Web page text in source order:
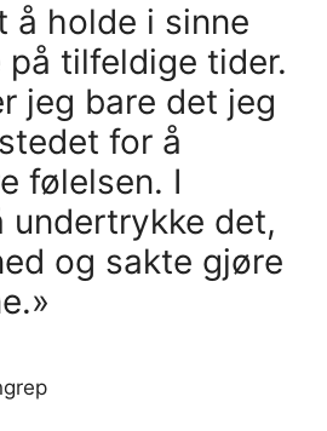
å holde i sinne
på tilfeldige tider.
jeg bare det jeg
for å
følelsen. I
undertrykke det,
og sakte gjøre